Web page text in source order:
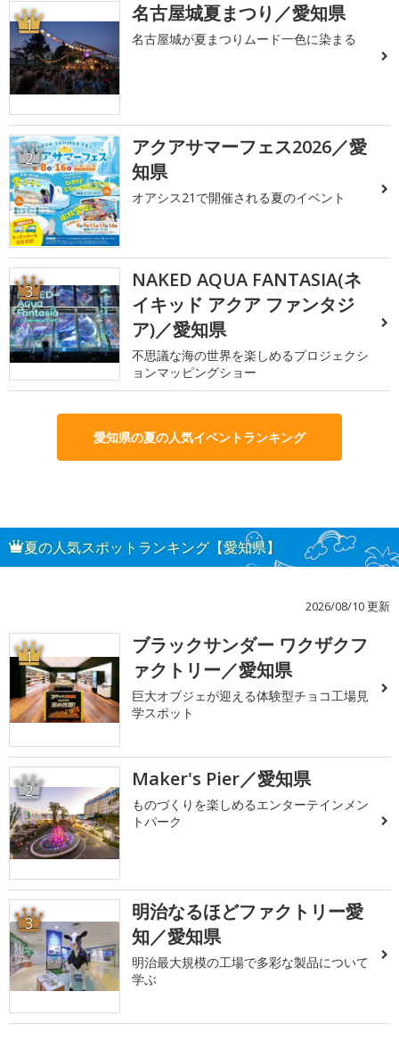
1 名古屋城夏まつり／愛知県
名古屋城が夏まつりムード一色に染まる
2
アクアサマーフェス2026／愛
知県
オアシス21で開催される夏のイベント
3
NAKED AQUA FANTASIA(ネ
イキッド アクア ファンタジ
ア)／愛知県
不思議な海の世界を楽しめるプロジェクシ
ョンマッピングショー
愛知県の夏の人気イベントランキング
夏の人気スポットランキング【愛知県】
2026/08/10 更新
1
ブラックサンダー ワクザクフ
ァクトリー／愛知県
巨大オブジェが迎える体験型チョコ工場見
学スポット
2 Maker's Pier／愛知県
ものづくりを楽しめるエンターテインメン
トパーク
3
明治なるほどファクトリー愛
知／愛知県
明治最大規模の工場で多彩な製品について
学ぶ